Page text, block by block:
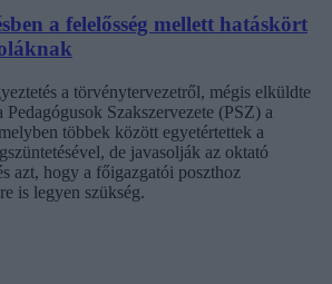
a felelősség mellett hatáskört
a törvénytervezetről, mégis elküldte
Pedagógusok Szakszervezete (PSZ) a
többek között egyetértettek a
de javasolják az oktató
azt, hogy a főigazgatói poszthoz
is legyen szükség.